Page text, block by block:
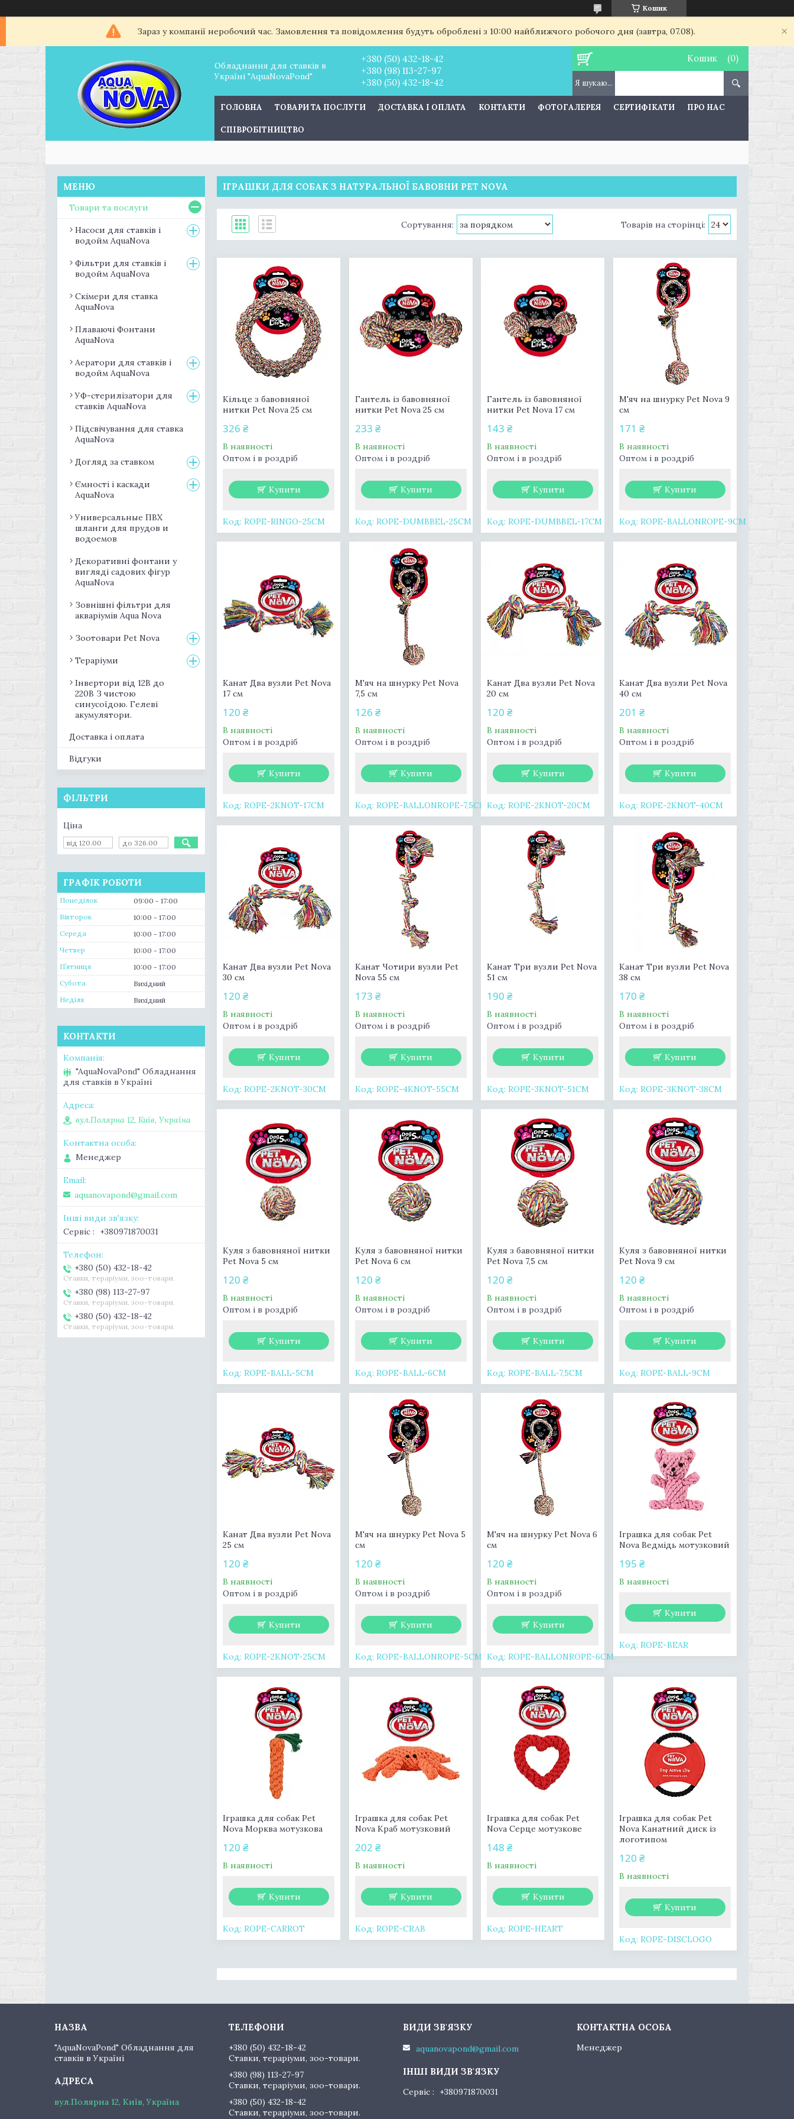
Кошик
Зараз у компанії неробочий час. Замовлення та повідомлення будуть оброблені з 10:00 найближчого робочого дня (завтра, 07.08).
Обладнання для ставків в
Україні "AquaNovaPond"
+380 (50) 432-18-42
+380 (98) 113-27-97
+380 (50) 432-18-42
Кошик
ГОЛОВНА ТОВАРИ ТА ПОСЛУГИ ДОСТАВКА І ОПЛАТА КОНТАКТИ ФОТОГАЛЕРЕЯ СЕРТИФІКАТИ ПРО НАС
СПІВРОБІТНИЦТВО
ІГРАШКИ ДЛЯ СОБАК З НАТУРАЛЬНОЇ БАВОВНИ PET NOVA
Кільце з бавовняної
нитки Pet Nova 25 см
326 ₴
В наявності
Оптом і в роздріб
Купити
ROPE-RINGO-25CM
Гантель із бавовняної
нитки Pet Nova 25 см
233 ₴
В наявності
Оптом і в роздріб
Купити
ROPE-DUMBBEL-25CM
Гантель із бавовняної
нитки Pet Nova 17 см
143 ₴
В наявності
Оптом і в роздріб
Купити
ROPE-DUMBBEL-17CM
М'яч на шнурку Pet Nova 9
см
171 ₴
В наявності
Оптом і в роздріб
Купити
ROPE-BALLONROPE-9CM
Канат Два вузли Pet Nova
17 см
120 ₴
В наявності
Оптом і в роздріб
Купити
ROPE-2KNOT-17CM
М'яч на шнурку Pet Nova
7,5 см
126 ₴
В наявності
Оптом і в роздріб
Купити
ROPE-BALLONROPE-7,5CM
Канат Два вузли Pet Nova
20 см
120 ₴
В наявності
Оптом і в роздріб
Купити
ROPE-2KNOT-20CM
Канат Два вузли Pet Nova
40 см
201 ₴
В наявності
Оптом і в роздріб
Купити
ROPE-2KNOT-40CM
Канат Два вузли Pet Nova
30 см
120 ₴
В наявності
Оптом і в роздріб
Купити
ROPE-2KNOT-30CM
Канат Чотири вузли Pet
Nova 55 см
173 ₴
В наявності
Оптом і в роздріб
Купити
ROPE-4KNOT-55CM
Канат Три вузли Pet Nova
51 см
190 ₴
В наявності
Оптом і в роздріб
Купити
ROPE-3KNOT-51CM
Канат Три вузли Pet Nova
38 см
170 ₴
В наявності
Оптом і в роздріб
Купити
ROPE-3KNOT-38CM
Куля з бавовняної нитки
Pet Nova 5 см
120 ₴
В наявності
Оптом і в роздріб
Купити
ROPE-BALL-5CM
Куля з бавовняної нитки
Pet Nova 6 см
120 ₴
В наявності
Оптом і в роздріб
Купити
ROPE-BALL-6CM
Куля з бавовняної нитки
Pet Nova 7,5 см
120 ₴
В наявності
Оптом і в роздріб
Купити
ROPE-BALL-7,5CM
Куля з бавовняної нитки
Pet Nova 9 см
120 ₴
В наявності
Оптом і в роздріб
Купити
ROPE-BALL-9CM
Канат Два вузли Pet Nova
25 см
120 ₴
В наявності
Оптом і в роздріб
Купити
ROPE-2KNOT-25CM
М'яч на шнурку Pet Nova 5
см
120 ₴
В наявності
Оптом і в роздріб
Купити
ROPE-BALLONROPE-5CM
М'яч на шнурку Pet Nova 6
см
120 ₴
В наявності
Оптом і в роздріб
Купити
ROPE-BALLONROPE-6CM
Іграшка для собак Pet
Nova Ведмідь мотузковий
195 ₴
В наявності
Купити
ROPE-BEAR
Іграшка для собак Pet
Nova Морква мотузкова
120 ₴
В наявності
Купити
ROPE-CARROT
Іграшка для собак Pet
Nova Краб мотузковий
202 ₴
В наявності
Купити
ROPE-CRAB
Іграшка для собак Pet
Nova Серце мотузкове
148 ₴
В наявності
Купити
ROPE-HEART
Іграшка для собак Pet
Nova Канатний диск із
логотипом
120 ₴
В наявності
Купити
ROPE-DISCLOGO
Товари та послуги
Насоси для ставків і
водойм AquaNova
Фільтри для ставків і
водойм AquaNova
Скімери для ставка
AquaNova
Плаваючі Фонтани
AquaNova
Аератори для ставків і
водойм AquaNova
УФ-стерилізатори для
ставків AquaNova
Підсвічування для ставка
AquaNova
Догляд за ставком
Ємності і каскади
AquaNova
Универсальные ПВХ
шланги для прудов и
водоемов
Декоративні фонтани у
вигляді садових фігур
AquaNova
Зовнішні фільтри для
акваріумів Aqua Nova
Зоотовари Pet Nova
Тераріуми
Інвертори від 12В до
220В З чистою
синусоїдою. Гелеві
акумулятори.
Доставка і оплата
Відгуки
ФІЛЬТРИ
Ціна
ГРАФІК РОБОТИ
Понеділок 09:00
17:00
Вівторок
10:00
17:00
Середа
10:00
17:00
Четвер
10:00
17:00
Пʼятниця
10:00
17:00
Субота
Вихідний
Неділя
Вихідний
КОНТАКТИ
"AquaNovaPond" Обладнання
для ставків в Україні
вул.Полярна 12, Київ, Україна
Менеджер
aquanovapond@gmail.com
Сервіс +380971870031
+380 (50) 432-18-42
Ставки, тераріуми, зоо-товари.
+380 (98) 113-27-97
Ставки, тераріуми, зоо-товари.
+380 (50) 432-18-42
Ставки, тераріуми, зоо-товари.
"AquaNovaPond" Обладнання для
ставків в Україні
вул.Полярна 12, Київ, Україна
+380 (50) 432-18-42
Ставки, тераріуми, зоо-товари.
+380 (98) 113-27-97
Ставки, тераріуми, зоо-товари.
+380 (50) 432-18-42
Ставки, тераріуми, зоо-товари.
aquanovapond@gmail.com
Сервіс +380971870031
Менеджер